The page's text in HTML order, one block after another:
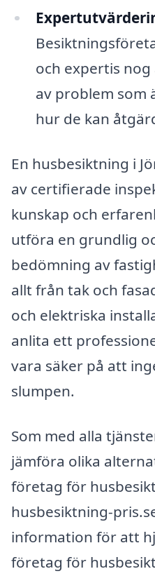
och expertis
av problem som
hur de kan
En husbesiktning i
av certifierade
kunskap och
utföra en grundlig
bedömning av
allt från tak och
och elektriska
anlita ett
vara säker på att
slumpen.
Som med alla
jämföra olika
företag för
husbesiktning-
information för att
företag för